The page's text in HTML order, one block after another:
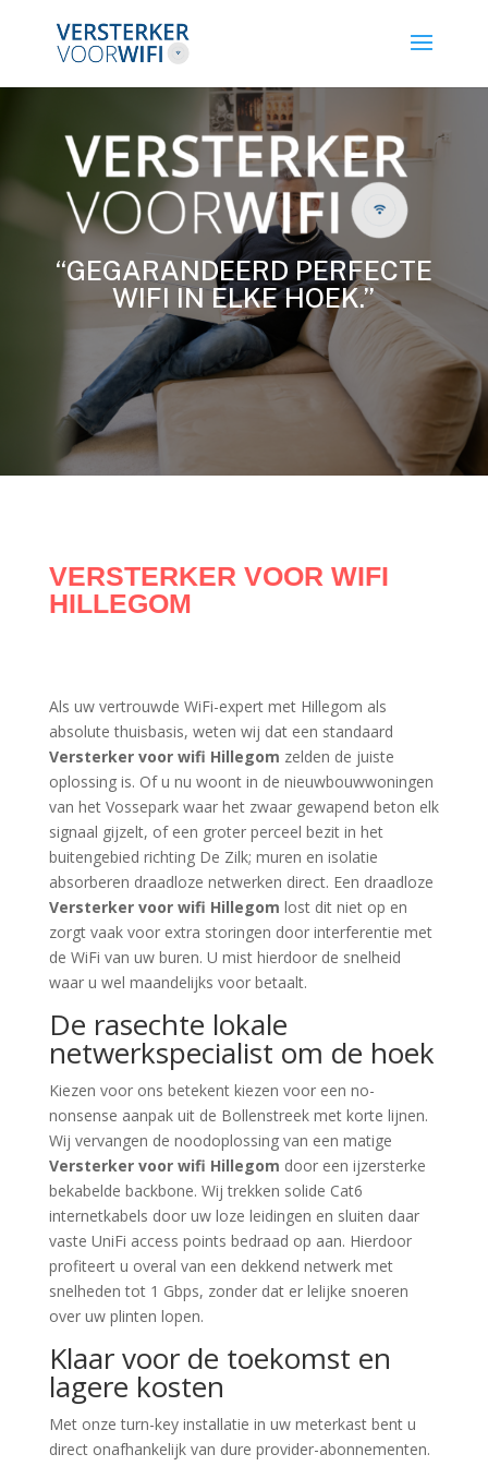
“GEGARANDEERD PERFECTE
WIFI IN ELKE HOEK.”
VERSTERKER VOOR WIFI
HILLEGOM
Als uw vertrouwde WiFi-expert met Hillegom als
absolute thuisbasis, weten wij dat een standaard
Versterker voor wifi Hillegom zelden de juiste
oplossing is. Of u nu woont in de nieuwbouwwoningen
van het Vossepark waar het zwaar gewapend beton elk
signaal gijzelt, of een groter perceel bezit in het
buitengebied richting De Zilk; muren en isolatie
absorberen draadloze netwerken direct. Een draadloze
Versterker voor wifi Hillegom lost dit niet op en
zorgt vaak voor extra storingen door interferentie met
de WiFi van uw buren. U mist hierdoor de snelheid
waar u wel maandelijks voor betaalt.
De rasechte lokale
netwerkspecialist om de hoek
Kiezen voor ons betekent kiezen voor een no-
nonsense aanpak uit de Bollenstreek met korte lijnen.
Wij vervangen de noodoplossing van een matige
Versterker voor wifi Hillegom door een ijzersterke
bekabelde backbone. Wij trekken solide Cat6
internetkabels door uw loze leidingen en sluiten daar
vaste UniFi access points bedraad op aan. Hierdoor
profiteert u overal van een dekkend netwerk met
snelheden tot 1 Gbps, zonder dat er lelijke snoeren
over uw plinten lopen.
Klaar voor de toekomst en
lagere kosten
Met onze turn-key installatie in uw meterkast bent u
direct onafhankelijk van dure provider-abonnementen.